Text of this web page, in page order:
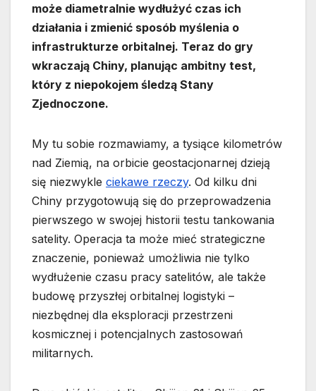
może diametralnie wydłużyć czas ich
działania i zmienić sposób myślenia o
infrastrukturze orbitalnej. Teraz do gry
wkraczają Chiny, planując ambitny test,
który z niepokojem śledzą Stany
Zjednoczone.
My tu sobie rozmawiamy, a tysiące kilometrów
nad Ziemią, na orbicie geostacjonarnej dzieją
się niezwykle ciekawe rzeczy. Od kilku dni
Chiny przygotowują się do przeprowadzenia
pierwszego w swojej historii testu tankowania
satelity. Operacja ta może mieć strategiczne
znaczenie, ponieważ umożliwia nie tylko
wydłużenie czasu pracy satelitów, ale także
budowę przyszłej orbitalnej logistyki –
niezbędnej dla eksploracji przestrzeni
kosmicznej i potencjalnych zastosowań
militarnych.